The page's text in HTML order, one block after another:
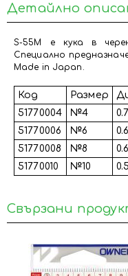
Детайлно
S-55M е кука в
Специално
Made in Japan.
Код Размер
51770004
№4
51770006
№6
51770008
№8
51770010
№10
Свързани